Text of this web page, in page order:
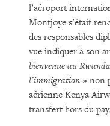
l’aéroport
Montjoye s’était
des responsables
vue indiquer à son
bienvenue au Rwanda
l’immigration » non
aérienne Kenya
transfert hors du